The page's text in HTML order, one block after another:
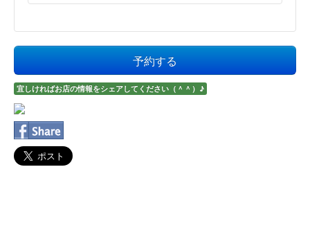
予約する
宜しければお店の情報をシェアしてください（＾＾）♪